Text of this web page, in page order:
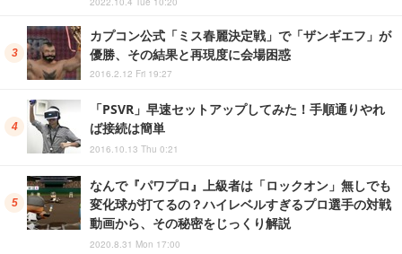
カプコン公式「ミス春麗決定戦」で「ザンギエフ」が
優勝、その結果と再現度に会場困惑
2016.2.12 Fri 19:27
「PSVR」早速セットアップしてみた！手順通りやれ
ば接続は簡単
2016.10.13 Thu 0:21
なんで『パワプロ』上級者は「ロックオン」無しでも
変化球が打てるの？ハイレベルすぎるプロ選手の対戦
動画から、その秘密をじっくり解説
2020.8.31 Mon 17:00